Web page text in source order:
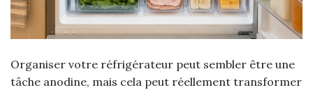
Organiser votre réfrigérateur peut sembler être une
tâche anodine, mais cela peut réellement transformer